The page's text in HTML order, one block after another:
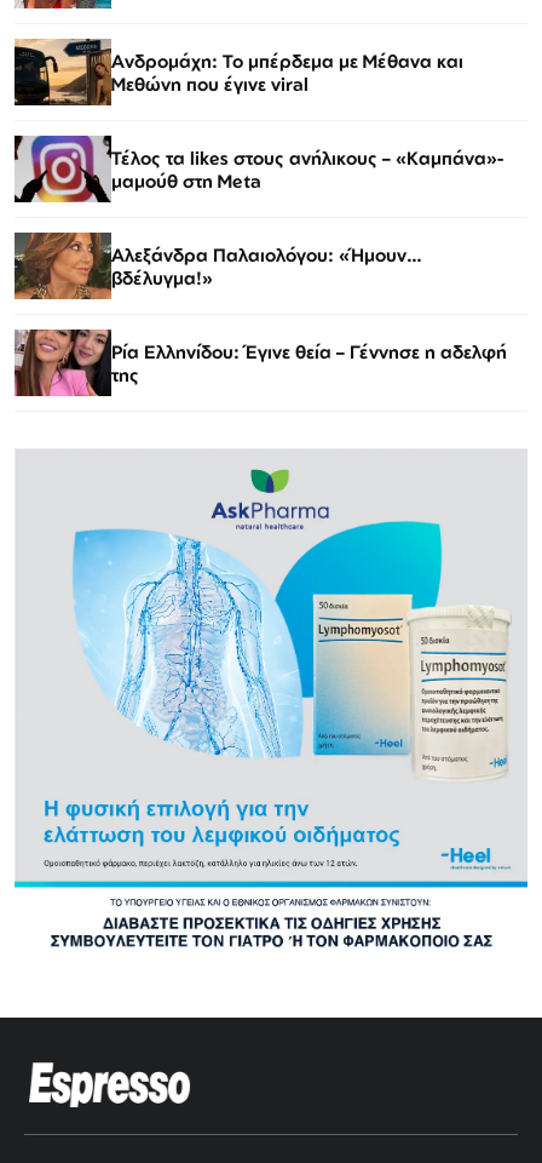
Ανδρομάχη: Το μπέρδεμα με Μέθανα και
Μεθώνη που έγινε viral
Τέλος τα likes στους ανήλικους – «Καμπάνα»-
μαμούθ στη Meta
Αλεξάνδρα Παλαιολόγου: «Ήμουν…
βδέλυγμα!»
Ρία Ελληνίδου: Έγινε θεία – Γέννησε η αδελφή
της